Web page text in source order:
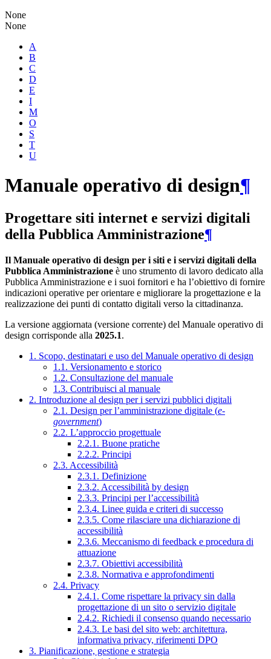
None
None
A
B
C
D
E
I
M
O
S
T
U
Manuale operativo di design¶
Progettare siti internet e servizi digitali
della Pubblica Amministrazione¶
Il Manuale operativo di design per i siti e i servizi digitali della
Pubblica Amministrazione è uno strumento di lavoro dedicato alla
Pubblica Amministrazione e i suoi fornitori e ha l’obiettivo di fornire
indicazioni operative per orientare e migliorare la progettazione e la
realizzazione dei punti di contatto digitali verso la cittadinanza.
La versione aggiornata (versione corrente) del Manuale operativo di
design corrisponde alla 2025.1.
1. Scopo, destinatari e uso del Manuale operativo di design
1.1. Versionamento e storico
1.2. Consultazione del manuale
1.3. Contribuisci al manuale
2. Introduzione al design per i servizi pubblici digitali
2.1. Design per l’amministrazione digitale (e-
government)
2.2. L’approccio progettuale
2.2.1. Buone pratiche
2.2.2. Principi
2.3. Accessibilità
2.3.1. Definizione
2.3.2. Accessibilità by design
2.3.3. Principi per l’accessibilità
2.3.4. Linee guida e criteri di successo
2.3.5. Come rilasciare una dichiarazione di
accessibilità
2.3.6. Meccanismo di feedback e procedura di
attuazione
2.3.7. Obiettivi accessibilità
2.3.8. Normativa e approfondimenti
2.4. Privacy
2.4.1. Come rispettare la privacy sin dalla
progettazione di un sito o servizio digitale
2.4.2. Richiedi il consenso quando necessario
2.4.3. Le basi del sito web: architettura,
informativa privacy, riferimenti DPO
3. Pianificazione, gestione e strategia